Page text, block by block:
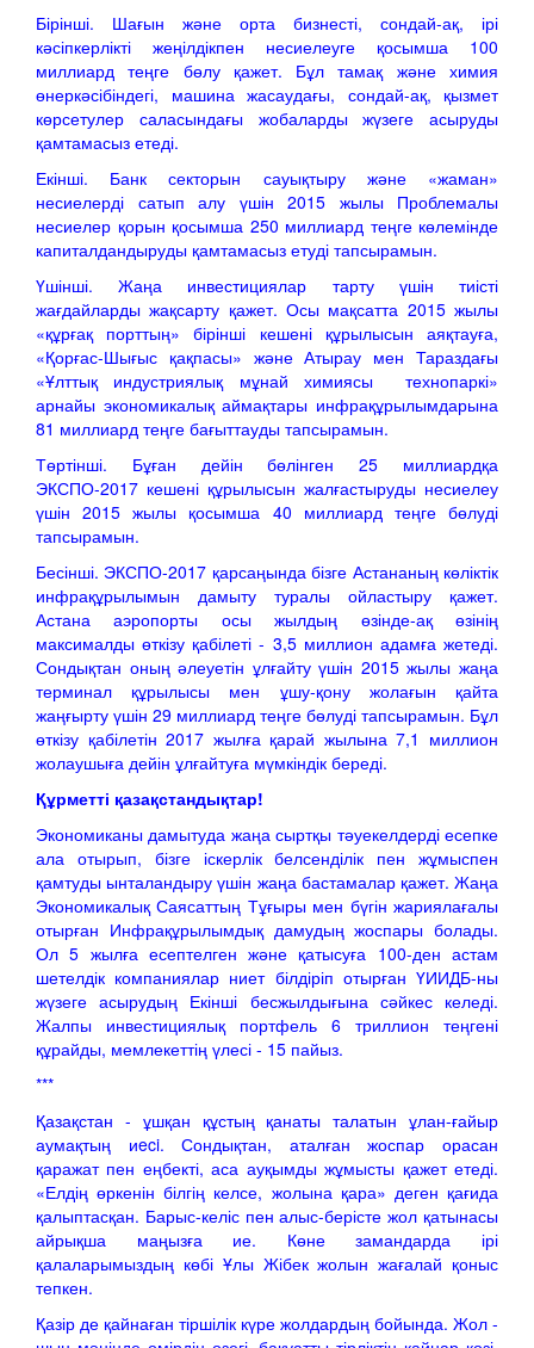
Бірінші. Шағын және орта бизнесті, сондай-ақ, ірі
кәсіпкерлікті жеңілдікпен несиелеуге қосымша 100
миллиард теңге бөлу қажет. Бұл тамақ және химия
өнеркәсібіндегі, машина жасаудағы, сондай-ақ, қызмет
көрсетулер саласындағы жобаларды жүзеге асыруды
қамтамасыз етеді.
Екінші. Банк секторын сауықтыру және «жаман»
несиелерді сатып алу үшін 2015 жылы Проблемалы
несиелер қорын қосымша 250 миллиард теңге көлемінде
капиталдандыруды қамтамасыз етуді тапсырамын.
Үшінші. Жаңа инвестициялар тарту үшін тиісті
жағдайларды жақсарту қажет. Осы мақсатта 2015 жылы
«құрғақ порттың» бірінші кешені құрылысын аяқтауға,
«Қорғас-Шығыс қақпасы» және Атырау мен Тараздағы
«Ұлттық индустриялық мұнай химиясы технопаркі»
арнайы экономикалық аймақтары инфрақұрылымдарына
81 миллиард теңге бағыттауды тапсырамын.
Төртінші. Бұған дейін бөлінген 25 миллиардқа
ЭКСПО-2017 кешені құрылысын жалғастыруды несиелеу
үшін 2015 жылы қосымша 40 миллиард теңге бөлуді
тапсырамын.
Бесінші. ЭКСПО-2017 қарсаңында бізге Астананың көліктік
инфрақұрылымын дамыту туралы ойластыру қажет.
Астана аэропорты осы жылдың өзінде-ақ өзінің
максималды өткізу қабілеті - 3,5 миллион адамға жетеді.
Сондықтан оның әлеуетін ұлғайту үшін 2015 жылы жаңа
терминал құрылысы мен ұшу-қону жолағын қайта
жаңғырту үшін 29 миллиард теңге бөлуді тапсырамын. Бұл
өткізу қабілетін 2017 жылға қарай жылына 7,1 миллион
жолаушыға дейін ұлғайтуға мүмкіндік береді.
Құрметті қазақстандықтар!
Экономиканы дамытуда жаңа сыртқы тәуекелдерді есепке
ала отырып, бізге іскерлік белсенділік пен жұмыспен
қамтуды ынталандыру үшін жаңа бастамалар қажет. Жаңа
Экономикалық Саясаттың Тұғыры мен бүгін жариялағалы
отырған Инфрақұрылымдық дамудың жоспары болады.
Ол 5 жылға есептелген және қатысуға 100-ден астам
шетелдік компаниялар ниет білдіріп отырған ҮИИДБ-ны
жүзеге асырудың Екінші бесжылдығына сәйкес келеді.
Жалпы инвестициялық портфель 6 триллион теңгені
құрайды, мемлекеттің үлесі - 15 пайыз.
***
Қазақстан - ұшқан құстың қанаты талатын ұлан-ғайыр
аумақтың иeci. Сондықтан, аталған жоспар орасан
қаражат пен еңбекті, аса ауқымды жұмысты қажет етеді.
«Елдің өркенін білгің келсе, жолына қара» деген қағида
қалыптасқан. Барыс-келіс пен алыс-берісте жол қатынасы
айрықша маңызға ие. Көне замандарда ірі
қалаларымыздың көбі Ұлы Жібек жолын жағалай қоныс
тепкен.
Қазір де қайнаған тіршілік күре жолдардың бойында. Жол -